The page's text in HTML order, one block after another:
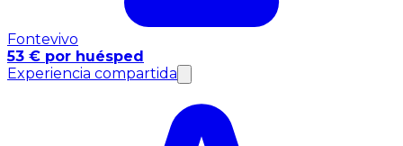
Fontevivo
53 € por huésped
Experiencia compartida